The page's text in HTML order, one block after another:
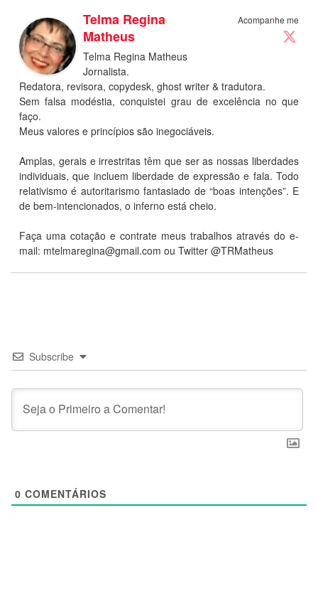
Acompanhe me
Telma Regina
Matheus
Telma Regina Matheus
Jornalista.
Redatora, revisora, copydesk, ghost writer & tradutora.
Sem falsa modéstia, conquistei grau de excelência no que
faço.
Meus valores e princípios são inegociáveis.
Amplas, gerais e irrestritas têm que ser as nossas liberdades
individuais, que incluem liberdade de expressão e fala. Todo
relativismo é autoritarismo fantasiado de “boas intenções”. E
de bem-intencionados, o inferno está cheio.
Faça uma cotação e contrate meus trabalhos através do e-
mail: mtelmaregina@gmail.com ou Twitter @TRMatheus
Subscribe
0 COMENTÁRIOS